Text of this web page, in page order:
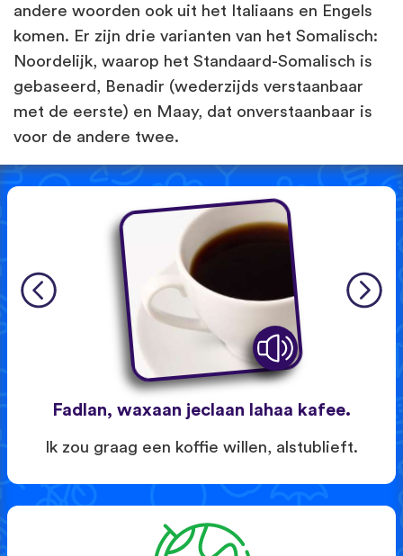
andere woorden ook uit het Italiaans en Engels
komen. Er zijn drie varianten van het Somalisch:
Noordelijk, waarop het Standaard-Somalisch is
gebaseerd, Benadir (wederzijds verstaanbaar
met de eerste) en Maay, dat onverstaanbaar is
voor de andere twee.
Fadlan, waxaan jeclaan lahaa kafee.
Ik zou graag een koffie willen, alstublieft.